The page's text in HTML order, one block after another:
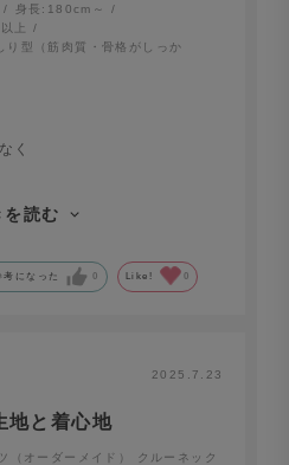
身長: 180cm～
上
り型（筋肉質・骨格がしっか
く
を読む
考になった 0 Like! 0
2025.7.23
地と着心地
（オーダーメイド） クルーネック